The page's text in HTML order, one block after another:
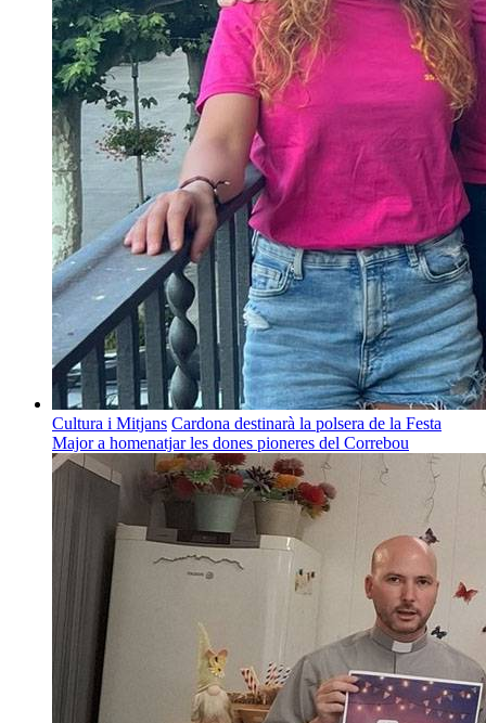
Cultura i Mitjans Cardona destinarà la polsera de la Festa
Major a homenatjar les dones pioneres del Correbou